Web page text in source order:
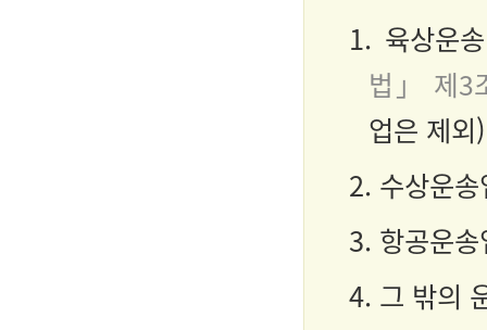
1. 육상운
법」 제3
업은 제외)
2. 수상운송
3. 항공운송
4. 그 밖의